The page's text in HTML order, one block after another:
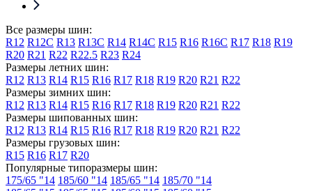
Все размеры шин:
R12 R12C R13 R13C R14 R14C R15 R16 R16C R17 R18 R19
R20 R21 R22 R22.5 R23 R24
Размеры летних шин:
R12 R13 R14 R15 R16 R17 R18 R19 R20 R21 R22
Размеры зимних шин:
R12 R13 R14 R15 R16 R17 R18 R19 R20 R21 R22
Размеры шипованных шин:
R12 R13 R14 R15 R16 R17 R18 R19 R20 R21 R22
Размеры грузовых шин:
R15 R16 R17 R20
Популярные типоразмеры шин:
175/65 "14 185/60 "14 185/65 "14 185/70 "14